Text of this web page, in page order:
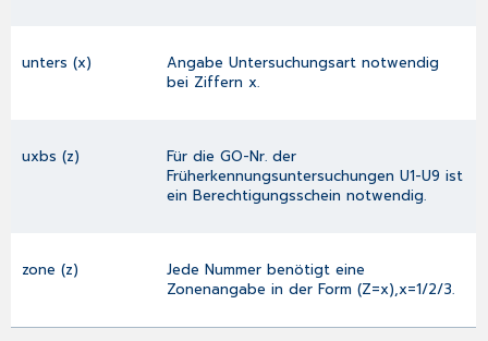
unters (x)
Angabe Untersuchungsart notwendig
bei Ziffern x.
uxbs (z)
Für die GO-Nr. der
Früherkennungsuntersuchungen U1-U9 ist
ein Berechtigungsschein notwendig.
zone (z)
Jede Nummer benötigt eine
Zonenangabe in der Form (Z=x),x=1/2/3.